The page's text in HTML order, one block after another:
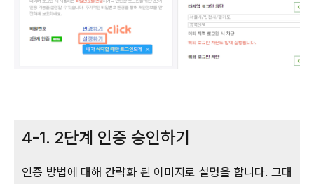
4-1. 2단계 인증 승인하기
인증 방법에 대해 간략화 된 이미지로 설명을 합니다. 그대